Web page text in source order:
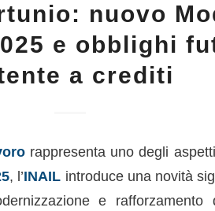
nuovo
e obblighi
a crediti
rappresenta uno degli
, l’INAIL introduce una novità
e